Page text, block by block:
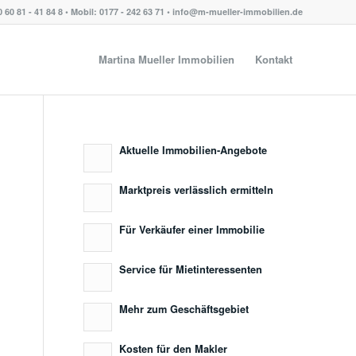
60 81 - 41 84 8 • Mobil: 0177 - 242 63 71 • info@m-mueller-immobilien.de
Martina Mueller Immobilien Kontakt
Aktuelle Immobilien-Angebote
Marktpreis verlässlich ermitteln
Für Verkäufer einer Immobilie
Service für Mietinteressenten
Mehr zum Geschäftsgebiet
Kosten für den Makler